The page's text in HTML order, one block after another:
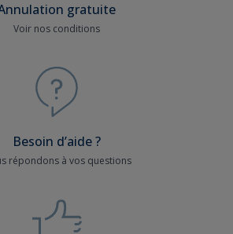
gratuite
Voir nos conditions
Besoin d’aide ?
répondons à vos questions